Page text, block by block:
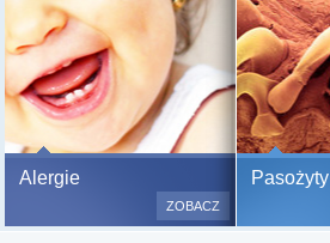
Alergie
ZOBACZ
Pasożyty